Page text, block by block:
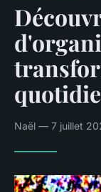
Naël — 7 juillet